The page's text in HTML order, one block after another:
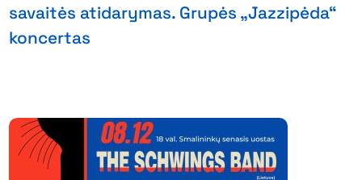
savaitės atidarymas. Grupės „Jazzipėda“
koncertas